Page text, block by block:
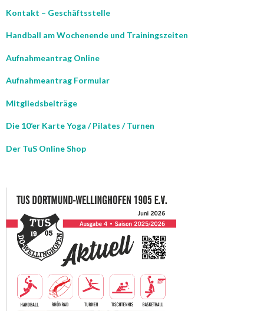
Kontakt – Geschäftsstelle
Handball am Wochenende und Trainingszeiten
Aufnahmeantrag Online
Aufnahmeantrag Formular
Mitgliedsbeiträge
Die 10’er Karte Yoga / Pilates / Turnen
Der TuS Online Shop